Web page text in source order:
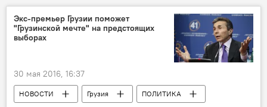
Экс-премьер Грузии поможет
"Грузинской мечте" на предстоящих
выборах
30 мая 2016, 16:37
НОВОСТИ Грузия ПОЛИТИКА